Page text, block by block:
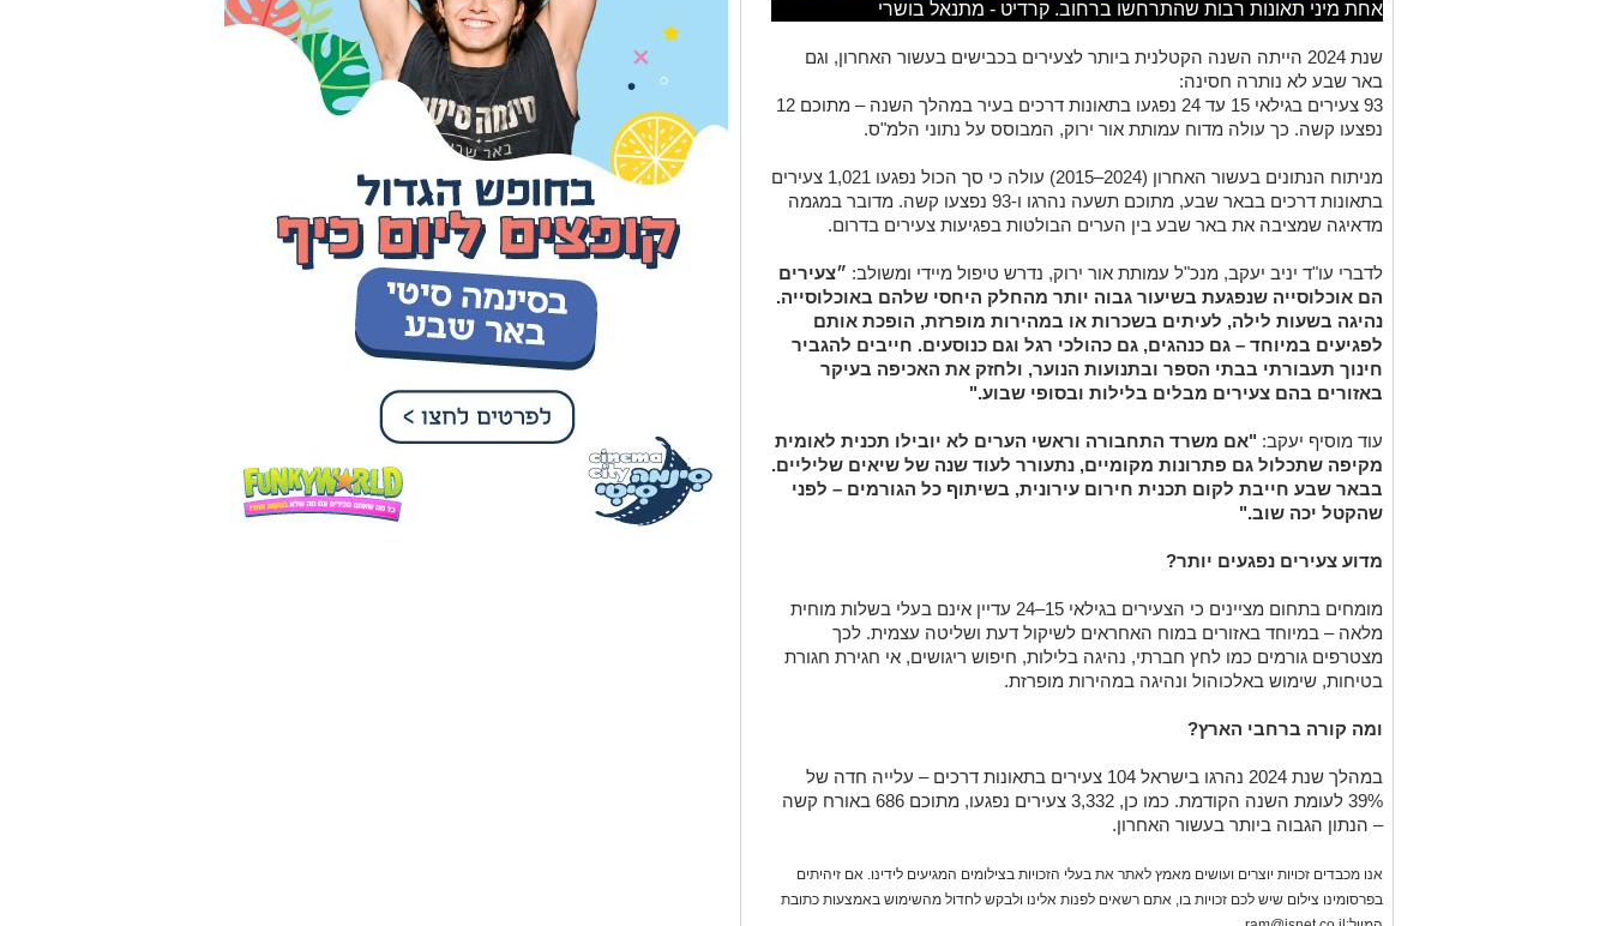
אחת מיני תאונות רבות שהתרחשו ברחוב. קרדיט - מתנאל בושרי
שנת 2024 הייתה השנה הקטלנית ביותר לצעירים בכבישים בעשור האחרון, וגם
באר שבע לא נותרה חסינה:
93 צעירים בגילאי 15 עד 24 נפגעו בתאונות דרכים בעיר במהלך השנה – מתוכם 12
נפצעו קשה. כך עולה מדוח עמותת אור ירוק, המבוסס על נתוני הלמ"ס.
מניתוח הנתונים בעשור האחרון (2024–2015) עולה כי סך הכול נפגעו 1,021 צעירים
בתאונות דרכים בבאר שבע, מתוכם תשעה נהרגו ו-93 נפצעו קשה. מדובר במגמה
מדאיגה שמציבה את באר שבע בין הערים הבולטות בפגיעות צעירים בדרום.
לדברי עו"ד יניב יעקב, מנכ"ל עמותת אור ירוק, נדרש טיפול מיידי ומשולב: ״צעירים
הם אוכלוסייה שנפגעת בשיעור גבוה יותר מהחלק היחסי שלהם באוכלוסייה.
נהיגה בשעות לילה, לעיתים בשכרות או במהירות מופרזת, הופכת אותם
לפגיעים במיוחד – גם כנהגים, גם כהולכי רגל וגם כנוסעים. חייבים להגביר
חינוך תעבורתי בבתי הספר ובתנועות הנוער, ולחזק את האכיפה בעיקר
באזורים בהם צעירים מבלים בלילות ובסופי שבוע."
עוד מוסיף יעקב: "אם משרד התחבורה וראשי הערים לא יובילו תכנית לאומית
מקיפה שתכלול גם פתרונות מקומיים, נתעורר לעוד שנה של שיאים שליליים.
בבאר שבע חייבת לקום תכנית חירום עירונית, בשיתוף כל הגורמים – לפני
שהקטל יכה שוב."
מדוע צעירים נפגעים יותר?
מומחים בתחום מציינים כי הצעירים בגילאי 15–24 עדיין אינם בעלי בשלות מוחית
מלאה – במיוחד באזורים במוח האחראים לשיקול דעת ושליטה עצמית. לכך
מצטרפים גורמים כמו לחץ חברתי, נהיגה בלילות, חיפוש ריגושים, אי חגירת חגורת
בטיחות, שימוש באלכוהול ונהיגה במהירות מופרזת.
ומה קורה ברחבי הארץ?
במהלך שנת 2024 נהרגו בישראל 104 צעירים בתאונות דרכים – עלייה חדה של
39% לעומת השנה הקודמת. כמו כן, 3,332 צעירים נפגעו, מתוכם 686 באורח קשה
– הנתון הגבוה ביותר בעשור האחרון.
אנו מכבדים זכויות יוצרים ועושים מאמץ לאתר את בעלי הזכויות בצילומים המגיעים לידינו. אם זיהיתים
בפרסומינו צילום שיש לכם זכויות בו, אתם רשאים לפנות אלינו ולבקש לחדול מהשימוש באמצעות כתובת